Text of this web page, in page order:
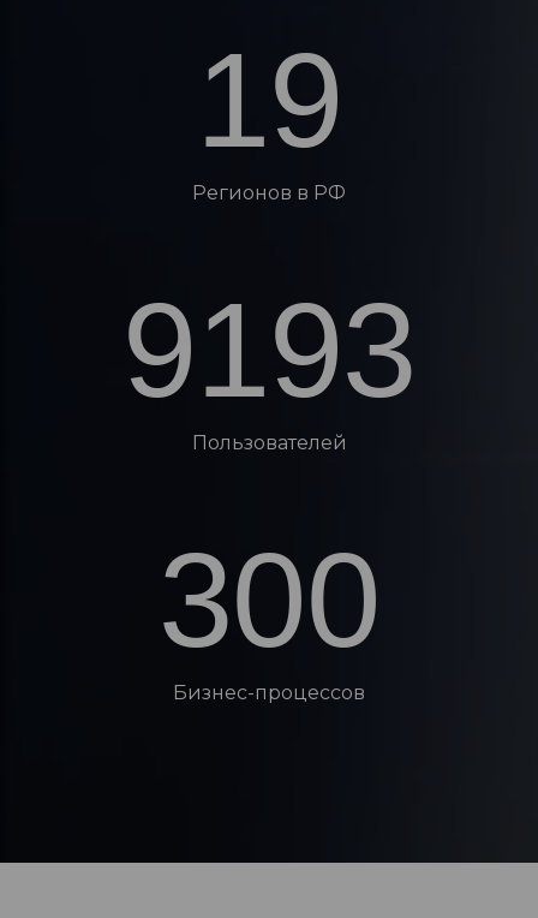
19
Регионов в РФ
9193
Пользователей
300
Бизнес-процессов